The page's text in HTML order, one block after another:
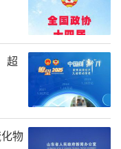
虹灯挂在墙
像和记忆被艺
太把说唱巡演
厅，还有他穿
高、戴着墨镜
互联网时代直接
超
物